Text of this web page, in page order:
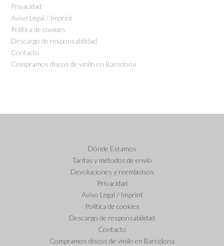
Privacidad
Aviso Legal / Imprint
Política de cookies
Descargo de responsabilidad
Contacto
Compramos discos de vinilo en Barcelona
Dónde Estamos
Tarifas y métodos de envío
Devoluciones y reembolsos
Privacidad
Aviso Legal / Imprint
Política de cookies
Descargo de responsabilidad
Contacto
Compramos discos de vinilo en Barcelona